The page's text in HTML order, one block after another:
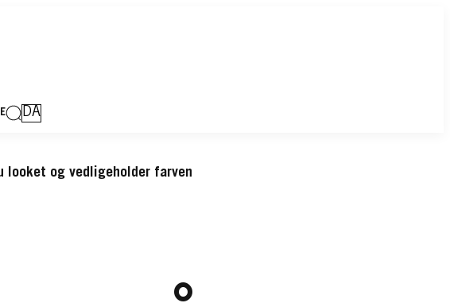
DA
looket og vedligeholder farven